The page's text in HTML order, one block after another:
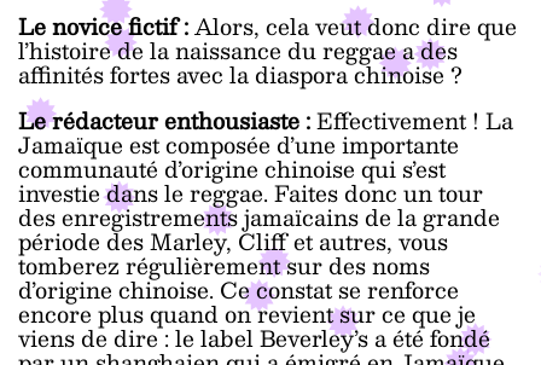
Le novice fictif :Alors, cela veut donc dire que
l’histoire de la naissance du reggae a des
affinités fortes avec la diaspora chinoise ?
Le rédacteur enthousiaste :Effectivement ! La
Jamaïque est composée d’une importante
communauté d’origine chinoise qui s’est
investie dans le reggae. Faites donc un tour
des enregistrements jamaïcains de la grande
période des Marley, Cliff et autres, vous
tomberez régulièrement sur des noms
d’origine chinoise. Ce constat se renforce
encore plus quand on revient sur ce que je
viens de dire : le label Beverley’s a été fondé